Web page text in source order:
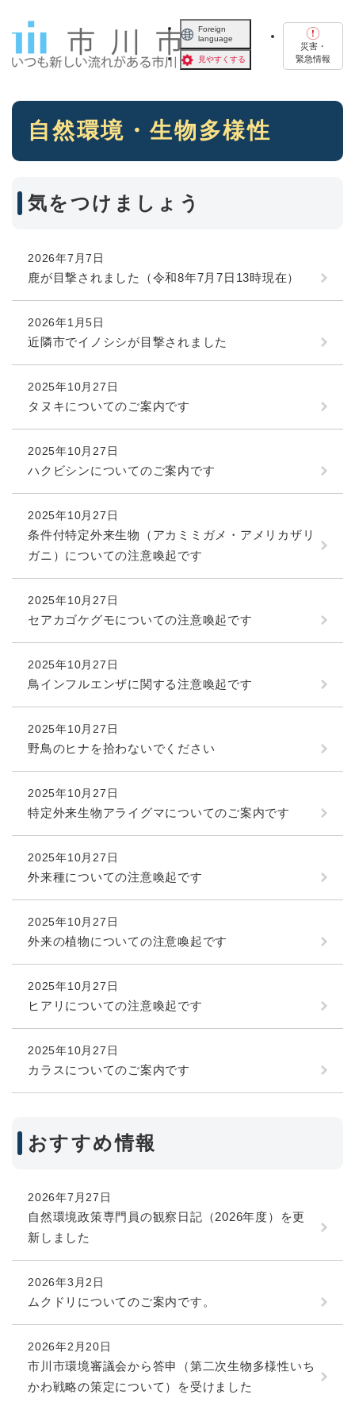
Foreign
language
見やすくする
災害・
緊急情報
本
自然環境・生物多様性
気をつけましょう
2026年7月7日
鹿が目撃されました（令和8年7月7日13時現在）
2026年1月5日
近隣市でイノシシが目撃されました
2025年10月27日
タヌキについてのご案内です
2025年10月27日
ハクビシンについてのご案内です
2025年10月27日
条件付特定外来生物（アカミミガメ・アメリカザリ
ガニ）についての注意喚起です
2025年10月27日
セアカゴケグモについての注意喚起です
2025年10月27日
鳥インフルエンザに関する注意喚起です
2025年10月27日
野鳥のヒナを拾わないでください
2025年10月27日
特定外来生物アライグマについてのご案内です
2025年10月27日
外来種についての注意喚起です
2025年10月27日
外来の植物についての注意喚起です
2025年10月27日
ヒアリについての注意喚起です
2025年10月27日
カラスについてのご案内です
おすすめ情報
2026年7月27日
自然環境政策専門員の観察日記（2026年度）を更
新しました
2026年3月2日
ムクドリについてのご案内です。
2026年2月20日
市川市環境審議会から答申（第二次生物多様性いち
かわ戦略の策定について）を受けました